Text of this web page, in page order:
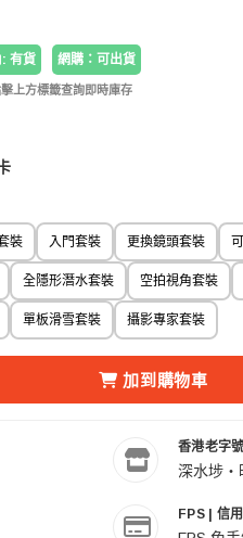
: 有貨 網購：可出貨
上方標籤查詢即時庫存
裝 入門套裝 更換鏡頭套裝
全隱形潛水套裝 空拍視角套裝
單板滑雪套裝 攝影專家套裝
CAM 全景運動相機標
X5 8K ACTION CAM
加到購物車
香港老字號
深水埗・
FPS | 信